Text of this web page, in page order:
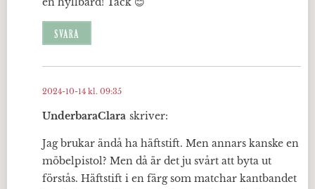
SVARA
UnderbaraClara skriver:
2024-10-14 kl. 09:35
Jag brukar ändå ha häftstift. Men annars kanske en
möbelpistol? Men då är det ju svårt att byta ut
förstås. Häftstift i en färg som matchar kantbandet